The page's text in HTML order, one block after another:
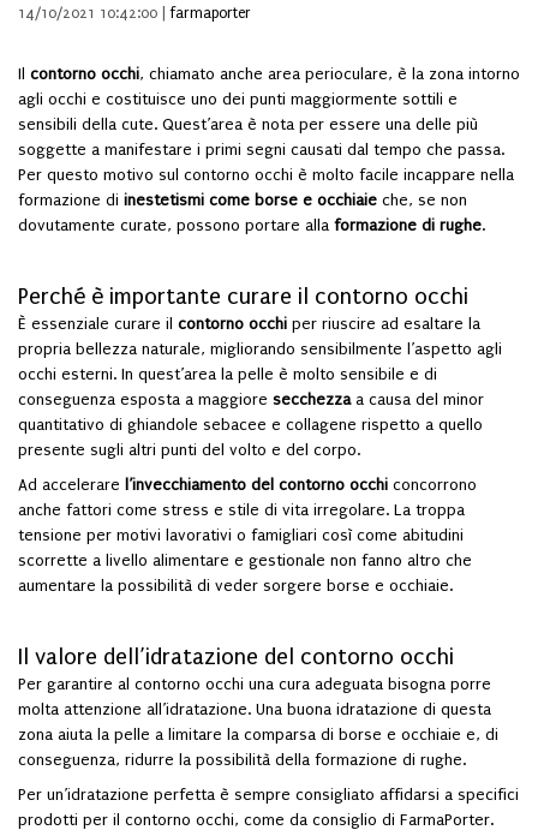
14/10/2021 10:42:00 |farmaporter
Il contorno occhi, chiamato anche area perioculare, è la zona intorno
agli occhi e costituisce uno dei punti maggiormente sottili e
sensibili della cute. Quest’area è nota per essere una delle più
soggette a manifestare i primi segni causati dal tempo che passa.
Per questo motivo sul contorno occhi è molto facile incappare nella
formazione di inestetismi come borse e occhiaie che, se non
dovutamente curate, possono portare alla formazione di rughe.
Perché è importante curare il contorno occhi
È essenziale curare il contorno occhi per riuscire ad esaltare la
propria bellezza naturale, migliorando sensibilmente l’aspetto agli
occhi esterni. In quest’area la pelle è molto sensibile e di
conseguenza esposta a maggiore secchezzaa causa del minor
quantitativo di ghiandole sebacee e collagene rispetto a quello
presente sugli altri punti del volto e del corpo.
Ad accelerare l’invecchiamento del contorno occhi concorrono
anche fattori come stress e stile di vita irregolare. La troppa
tensione per motivi lavorativi o famigliari così come abitudini
scorrette a livello alimentare e gestionale non fanno altro che
aumentare la possibilità di veder sorgere borse e occhiaie.
Il valore dell’idratazione del contorno occhi
Per garantire al contorno occhi una cura adeguata bisogna porre
molta attenzione all’idratazione. Una buona idratazione di questa
zona aiuta la pelle a limitare la comparsa di borse e occhiaie e, di
conseguenza, ridurre la possibilità della formazione di rughe.
Per un’idratazione perfetta è sempre consigliato affidarsi a specifici
prodotti per il contorno occhi, come da consiglio di FarmaPorter.